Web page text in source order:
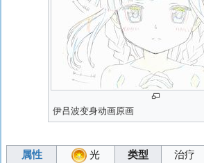
伊吕波变身动画原画
属性 光 类型 治疗